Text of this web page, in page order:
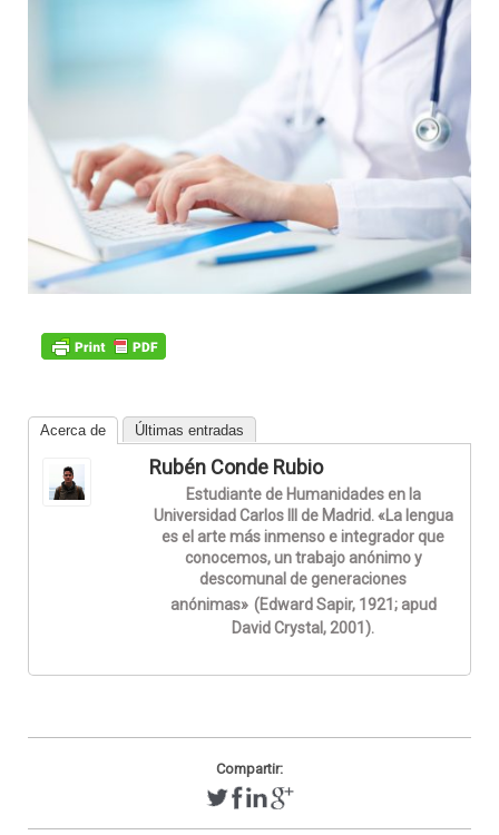
Acerca de Últimas entradas
Rubén Conde Rubio
Estudiante de Humanidades en la
Universidad Carlos III de Madrid. «La lengua
es el arte más inmenso e integrador que
conocemos, un trabajo anónimo y
descomunal de generaciones
anónimas» (Edward Sapir, 1921; apud
David Crystal, 2001).
Compartir: